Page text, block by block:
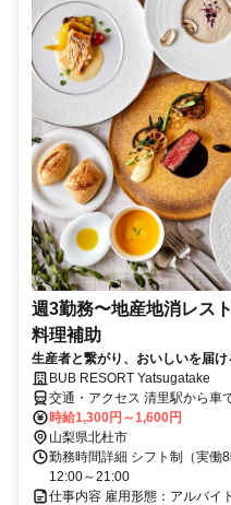
週3勤務〜地産地消レス
料理補助
生産者と繋がり、おいしいを届
BUB RESORT Yatsugatake
交通・アクセス 清里駅から車
時給1,300円～1,600円
山梨県北杜市
勤務時間詳細 シフト制（実働
12:00～21:00
仕事内容 雇用形態：アルバイ